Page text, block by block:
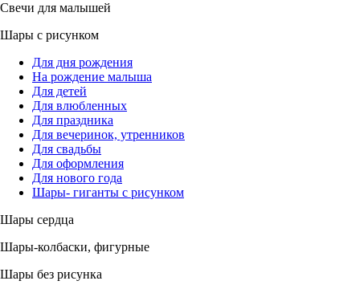
Свечи для малышей
Шары с рисунком
Для дня рождения
На рождение малыша
Для детей
Для влюбленных
Для праздника
Для вечеринок, утренников
Для свадьбы
Для оформления
Для нового года
Шары- гиганты с рисунком
Шары сердца
Шары-колбаски, фигурные
Шары без рисунка